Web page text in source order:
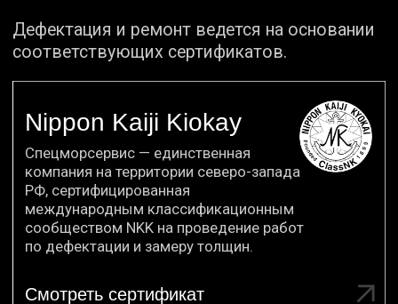
Выполняем работу
любого объема
и сложности.
НАМ
ДОВЕРЯЮТ
и частными компаниями, так
и с физическими лицами.